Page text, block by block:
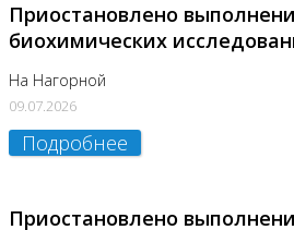
Приостановлено
биохимических
На Нагорной
09.07.2026
Подробнее
Приостановлено